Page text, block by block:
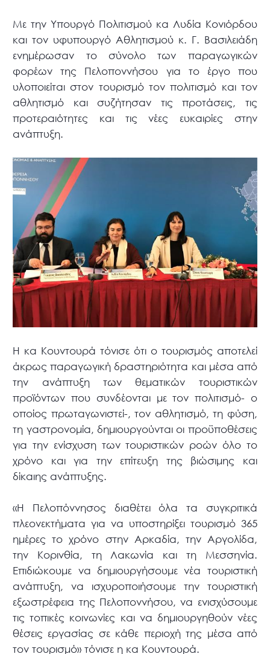
Με την Υπουργό Πολιτισμού κα Λυδία Κονιόρδου
και τον υφυπουργό Αθλητισμού κ. Γ. Βασιλειάδη
ενημέρωσαν το σύνολο των παραγωγικών
φορέων της Πελοποννήσου για το έργο που
υλοποιείται στον τουρισμό τον πολιτισμό και τον
αθλητισμό και συζήτησαν τις προτάσεις, τις
προτεραιότητες και τις νέες ευκαιρίες στην
ανάπτυξη.
Η κα Κουντουρά τόνισε ότι ο τουρισμός αποτελεί
άκρως παραγωγική δραστηριότητα και μέσα από
την ανάπτυξη των θεματικών τουριστικών
προϊόντων που συνδέονται με τον πολιτισμό- ο
οποίος πρωταγωνιστεί-, τον αθλητισμό, τη φύση,
τη γαστρονομία, δημιουργούνται οι προϋποθέσεις
για την ενίσχυση των τουριστικών ροών όλο το
χρόνο και για την επίτευξη της βιώσιμης και
δίκαιης ανάπτυξης.
«Η Πελοπόννησος διαθέτει όλα τα συγκριτικά
πλεονεκτήματα για να υποστηρίξει τουρισμό 365
ημέρες το χρόνο στην Αρκαδία, την Αργολίδα,
την Κορινθία, τη Λακωνία και τη Μεσσηνία.
Επιδιώκουμε να δημιουργήσουμε νέα τουριστική
ανάπτυξη, να ισχυροποιήσουμε την τουριστική
εξωστρέφεια της Πελοποννήσου, να ενισχύσουμε
τις τοπικές κοινωνίες και να δημιουργηθούν νέες
θέσεις εργασίας σε κάθε περιοχή της μέσα από
τον τουρισμό» τόνισε η κα Κουντουρά.